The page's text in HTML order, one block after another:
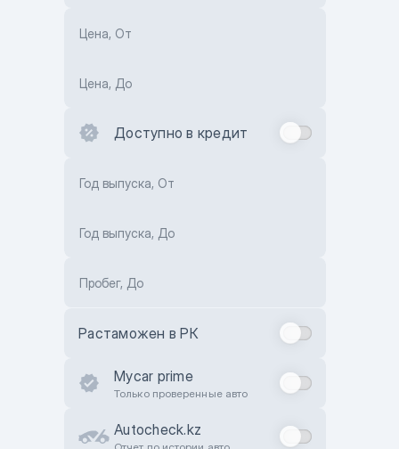
Цена, От
Цена, До
Доступно в кредит
Год выпуска, От
Год выпуска, До
Пробег, До
Растаможен в РК
Mycar prime
Только проверенные авто
Autocheck.kz